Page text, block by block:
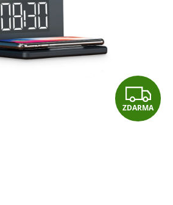
Z
D
ZDARMA